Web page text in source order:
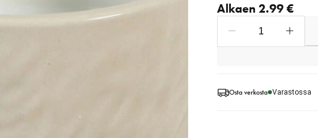
Alkaen 2.99 €
Osta verkosta Varastossa